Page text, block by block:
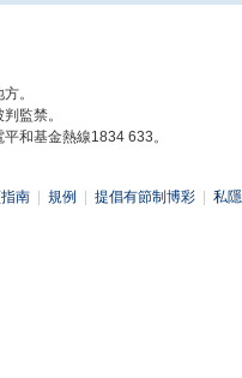
。
監禁。
和基金熱線1834 633。
南 規例 提倡有節制博彩 私